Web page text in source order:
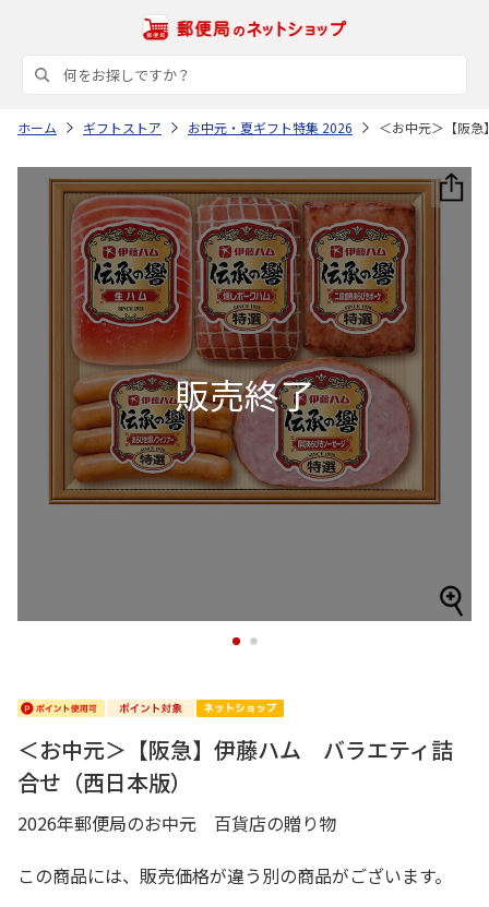
ホーム ギフトストア お中元・夏ギフト特集 2026 ＜お中元＞【阪
1 2
＜お中元＞【阪急】伊藤ハム バラエティ詰
合せ（西日本版）
2026年郵便局のお中元 百貨店の贈り物
この商品には、販売価格が違う別の商品がございます。